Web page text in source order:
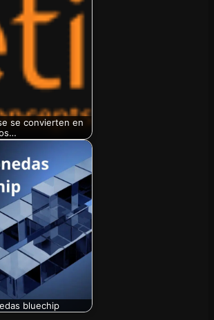
se convierten en
bluechip